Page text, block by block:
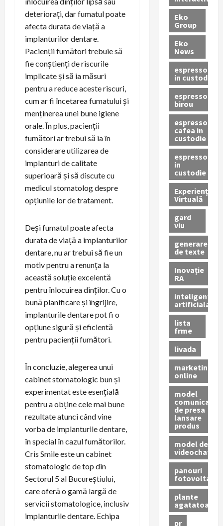
deteriorați, dar fumatul poate
afecta durata de viață a
implanturilor dentare.
Pacienții fumători trebuie să
fie conștienți de riscurile
implicate și să ia măsuri
pentru a reduce aceste riscuri,
cum ar fi încetarea fumatului și
menținerea unei bune igiene
orale. În plus, pacienții
fumători ar trebui să ia în
considerare utilizarea de
implanturi de calitate
superioară și să discute cu
medicul stomatolog despre
opțiunile lor de tratament.
Deși fumatul poate afecta
durata de viață a implanturilor
dentare, nu ar trebui să fie un
motiv pentru a renunța la
această soluție excelentă
pentru înlocuirea dinților. Cu o
bună planificare și îngrijire,
implanturile dentare pot fi o
opțiune sigură și eficientă
pentru pacienții fumători.
În concluzie, alegerea unui
cabinet stomatologic bun și
experimentat este esențială
pentru a obține cele mai bune
rezultate atunci când vine
vorba de implanturile dentare,
în special în cazul fumătorilor.
Cris Smile este un cabinet
stomatologic de top din
Sectorul 5 al Bucureștiului,
care oferă o gamă largă de
servicii stomatologice, inclusiv
implanturile dentare. Echipa
Eko
Group
Eko
News
espressoare
in custodie
espressor
birou
espressor
cafea in
custodie
espressor
in
custodie
Experiență
Virtuală
gard
viu
generare
de texte
Inovație
RA
inteligenta
artificiala
lista
frme
livada
marketing
online
model
comunicat
de presa
lansare
produs
model de
videochat
panouri
fotovoltaice
plante
agatatoare
pr